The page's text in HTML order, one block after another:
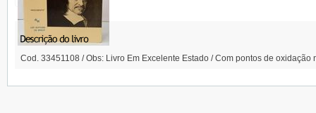
Cod. 33451108 / Obs: Livro Em Excelente Estado / Com pontos de